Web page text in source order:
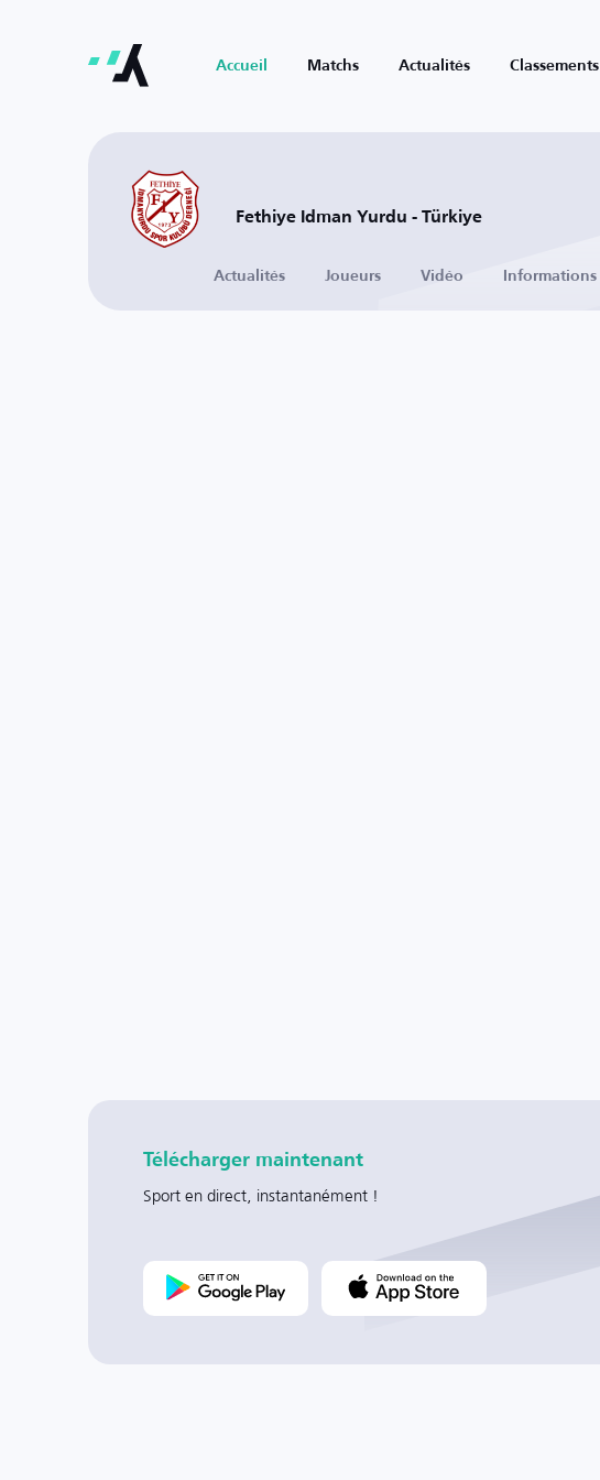
Accueil Matchs Actualités Classements
Fethiye Idman Yurdu - Türkiye
Actualités Joueurs Vidéo Informations
Télécharger maintenant
Sport en direct, instantanément !